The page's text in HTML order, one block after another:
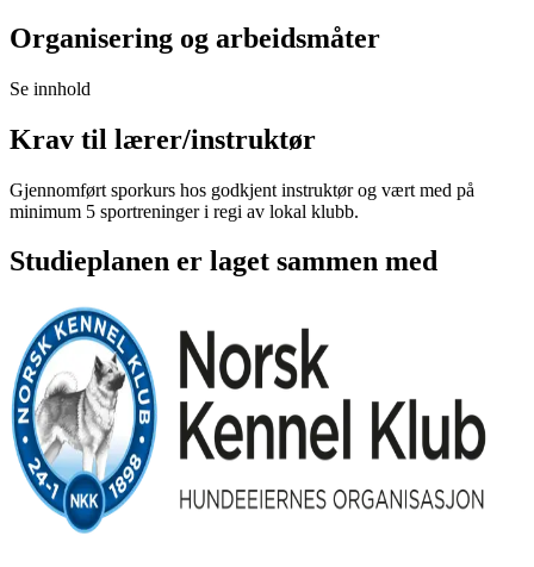
Organisering og arbeidsmåter
Se innhold
Krav til lærer/instruktør
Gjennomført sporkurs hos godkjent instruktør og vært med på
minimum 5 sportreninger i regi av lokal klubb.
Studieplanen er laget sammen med